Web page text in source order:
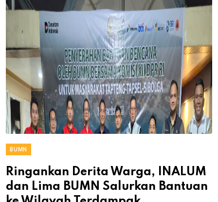
BUMN
Ringankan Derita Warga, INALUM
dan Lima BUMN Salurkan Bantuan